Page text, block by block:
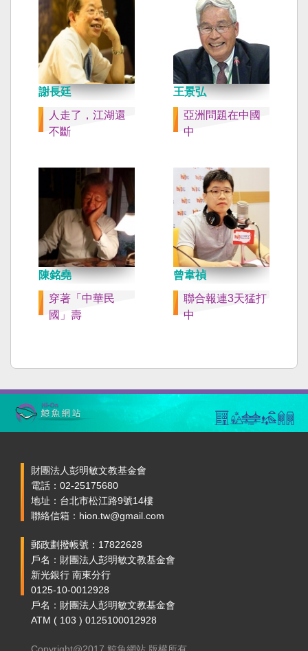
謝長廷
人走了，江湖還
不斷
王景弘
亞洲問題在中國
中
陳銘堯
穿著「中華民
國」壽
曾韋禎
聯合報連3天猛打
中
財團法人彭明敏文教基金會
電話：02-25175680
地址：台北市松江路9號14樓
聯絡信箱：hion.tw@gmail.com
郵政劃撥帳號：17822628
戶名：財團法人彭明敏文教基金會
新光銀行 南東分行
0125-10-0012928
戶名：財團法人彭明敏文教基金會
ATM ( 103 ) 0125100012928